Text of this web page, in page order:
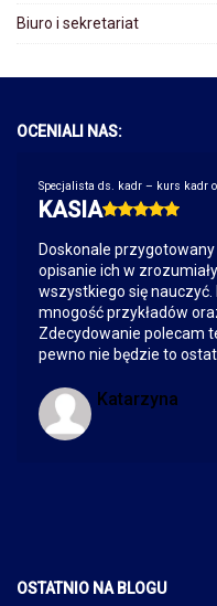
Biuro i sekretariat
OCENIALI NAS:
Specjalista ds. kadr – kurs kadr
KASIA
Doskonale
opisanie ich w
wszystkiego się nauczyć.
mnogość przykładów
Zdecydowanie polecam
pewno nie będzie to
Katarzyna
OSTATNIO NA BLOGU